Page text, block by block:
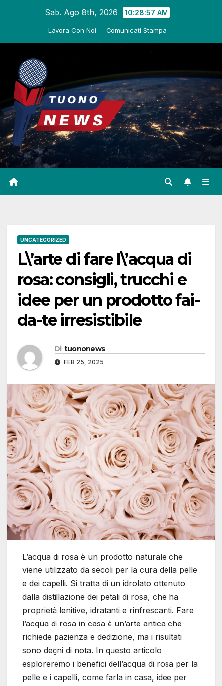
Sab. Ago 8th, 2026 10:28:58 AM
Lavora Con Noi Comunicati Stampa
UNCATEGORIZED
L\’arte di fare l\’acqua di
rosa: consigli, trucchi e
idee per un prodotto fai-
da-te irresistibile
Di tuononews
FEB 25, 2025
L’acqua di rosa è un prodotto naturale che
viene utilizzato da secoli per la cura della pelle
e dei capelli. Si tratta di un idrolato ottenuto
dalla distillazione dei petali di rosa, che ha
proprietà lenitive, idratanti e rinfrescanti. Fare
l’acqua di rosa in casa è un’arte antica che
richiede pazienza e dedizione, ma i risultati
sono degni di nota. In questo articolo
esploreremo i benefici dell’acqua di rosa per la
pelle e i capelli, come farla in casa, idee per